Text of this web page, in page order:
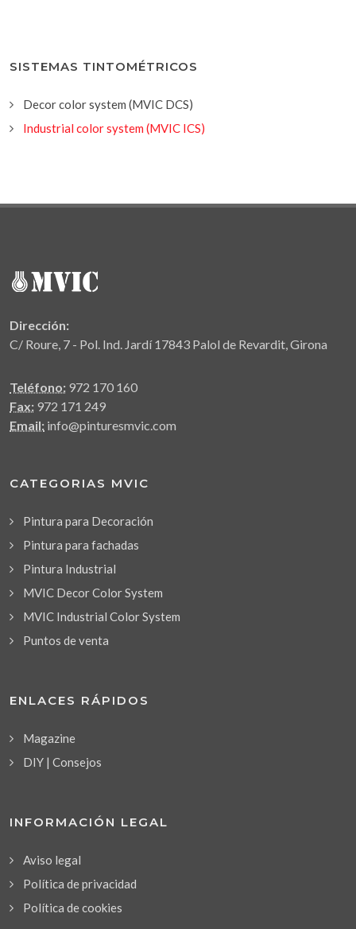
SISTEMAS TINTOMÉTRICOS
Decor color system (MVIC DCS)
Industrial color system (MVIC ICS)
Dirección:
C/ Roure, 7 - Pol. Ind. Jardí 17843 Palol de Revardit, Girona
Teléfono: 972 170 160
Fax: 972 171 249
Email: info@pinturesmvic.com
CATEGORIAS MVIC
Pintura para Decoración
Pintura para fachadas
Pintura Industrial
MVIC Decor Color System
MVIC Industrial Color System
Puntos de venta
ENLACES RÁPIDOS
Magazine
DIY | Consejos
INFORMACIÓN LEGAL
Aviso legal
Política de privacidad
Política de cookies